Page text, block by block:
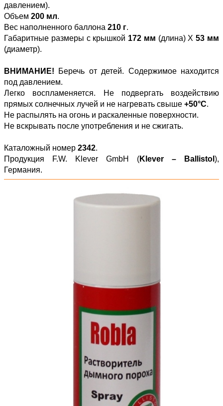
давлением).
Объем 200 мл.
Вес наполненного баллона 210 г.
Габаритные размеры с крышкой 172 мм (длина) Х53 мм
(диаметр).
ВНИМАНИЕ! Беречь от детей. Содержимое находится
под давлением.
Легко воспламеняется. Не подвергать воздействию
прямых солнечных лучей и не нагревать свыше +50°C.
Не распылять на огонь и раскаленные поверхности.
Не вскрывать после употребления и не сжигать.
Каталожный номер 2342.
Продукция F.W. Klever GmbH (Klever – Ballistol ),
Германия.